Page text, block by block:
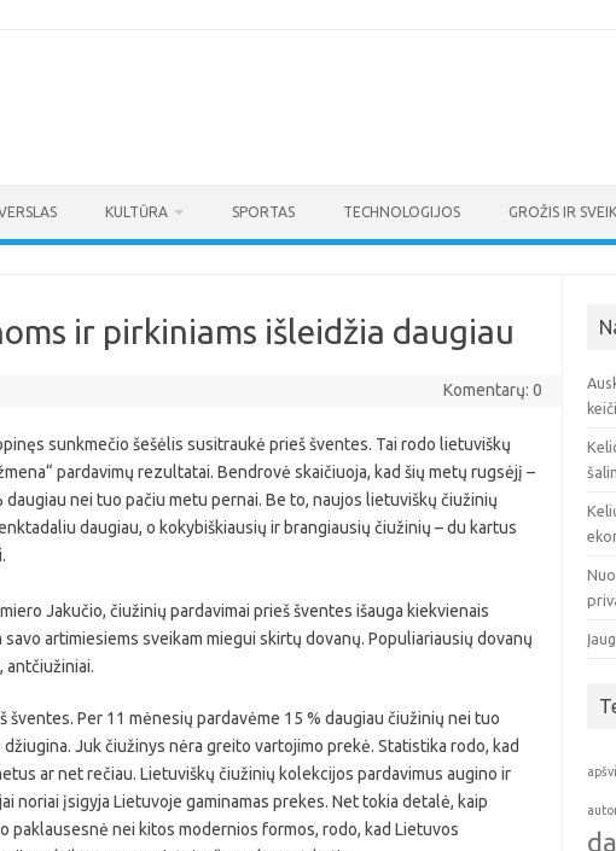
KULTŪRA SPORTAS TECHNOLOGIJOS GROŽIS IR
ir pirkiniams išleidžia daugiau
Komentarų: 0
sunkmečio šešėlis susitraukė prieš šventes. Tai rodo lietuviškų
pardavimų rezultatai. Bendrovė skaičiuoja, kad šių metų rugsėjį –
nei tuo pačiu metu pernai. Be to, naujos lietuviškų čiužinių
daugiau, o kokybiškiausių ir brangiausių čiužinių – du kartus
Jakučio, čiužinių pardavimai prieš šventes išauga kiekvienais
artimiesiems sveikam miegui skirtų dovanų. Populiariausių dovanų
antčiužiniai.
šventes. Per 11 mėnesių pardavėme 15 % daugiau čiužinių nei tuo
Juk čiužinys nėra greito vartojimo prekė. Statistika rodo, kad
ar net rečiau. Lietuviškų čiužinių kolekcijos pardavimus augino ir
noriai įsigyja Lietuvoje gaminamas prekes. Net tokia detalė, kaip
paklausesnė nei kitos modernios formos, rodo, kad Lietuvos